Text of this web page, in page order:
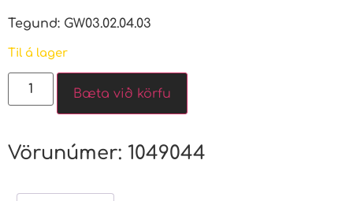
Tegund: GW03.02.04.03
Til á lager
Bæta við körfu
Vörunúmer: 1049044